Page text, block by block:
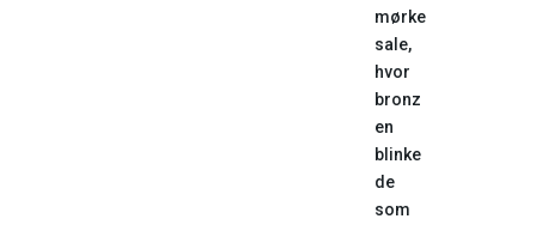
mørke
sale,
hvor
bronz
en
blinke
de
som